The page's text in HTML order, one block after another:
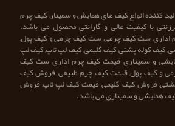
کننده انواع کیف های همایش و سمینار, کیف چرم
با کیفیت عالی و گارانتی محصول می باشد.
اداری, ست کیف چرمی, ست کیف چرمی و کیف پول,
کیف کوله پشتی, کیف گلیمی, کیف لپ تاپ, کیف لپ
و سمیناری, قیمت کیف چرم اداری, ست کیف
و کیف پول, قیمت کیف چرم طبیعی, فروش کیف
فروش کیف گلیمی, قیمت کیف لپ تاپ, فروش
همایشی و سمیناری می باشد.